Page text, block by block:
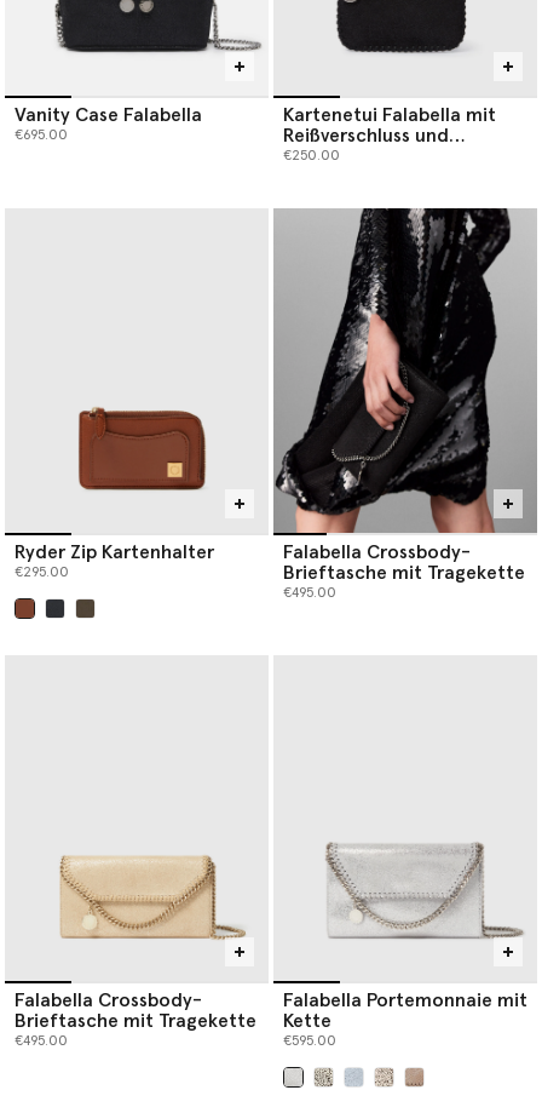
Vanity Case Falabella
€695.00
Kartenetui Falabella mit
Reißverschluss und
Schlüsselanhänger
€250.00
Ryder Zip Kartenhalter
€295.00
Falabella Crossbody-
Brieftasche mit Tragekette
€495.00
Falabella Crossbody-
Brieftasche mit Tragekette
€495.00
Falabella Portemonnaie mit
Kette
€595.00